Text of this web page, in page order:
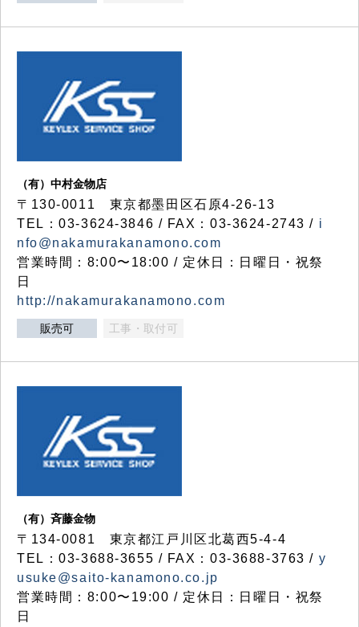
（有）中村金物店
〒130-0011 東京都墨田区石原4-26-13
TEL：03-3624-3846 / FAX：03-3624-2743 / i
nfo@nakamurakanamono.com
営業時間：8:00〜18:00 / 定休日：日曜日・祝祭
日
http://nakamurakanamono.com
販売可 工事・取付可
（有）斉藤金物
〒134-0081 東京都江戸川区北葛西5-4-4
TEL：03-3688-3655 / FAX：03-3688-3763 / y
usuke@saito-kanamono.co.jp
営業時間：8:00〜19:00 / 定休日：日曜日・祝祭
日